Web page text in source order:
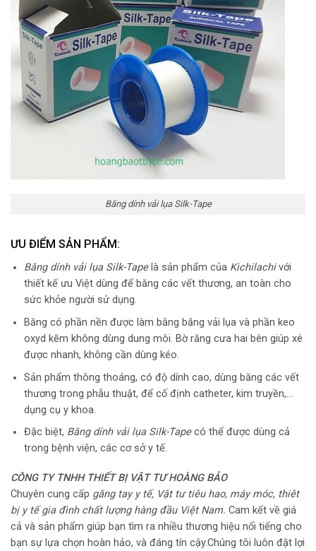
Băng dính vải lụa Silk-Tape
ƯU ĐIỂM SẢN PHẨM:
Băng dính vải lụa Silk-Tapelà sản phẩm của Kichilachivới
thiết kế ưu Việt dùng để băng các vết thương, an toàn cho
sức khỏe người sử dụng.
Băng có phần nền được làm bằng băng vải lụa và phần keo
oxyd kẽm không dùng dung môi. Bờ răng cưa hai bên giúp xé
được nhanh, không cần dùng kéo.
Sản phẩm thông thoáng, có độ dính cao, dùng băng các vết
thương trong phẫu thuật, để cố định catheter, kim truyền,…
dụng cụ y khoa.
Đặc biệt, Băng dính vải lụa Silk-Tapecó thể được dùng cả
trong bệnh viện, các cơ sở y tế.
CÔNG TY TNHH THIẾT BỊ VẬT TƯ HOÀNG BẢO
Chuyên cung cấp găng tay y tế, Vật tư tiêu hao, máy móc, thiêt
bị y tế gia đình chấtlượng hàng đầu Việt Nam. Cam kết về giá
cả và sản phẩm giúp bạn tìm ra nhiều thương hiệu nổi tiếng cho
bạn sự lựa chọn hoàn hảo, và đáng tín cậy.Chúng tôi luôn đặt lợi